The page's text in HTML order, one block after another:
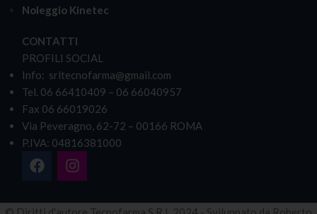
Noleggio Kinetec
CONTATTI
PROFILI SOCIAL
Info: srltecnofarma@gmail.com
Tel. 06 66410409 – 06 66040957
Fax 06 66019026
Via Peveragno, 62-72 – 00166 ROMA
P.IVA: 04816381000